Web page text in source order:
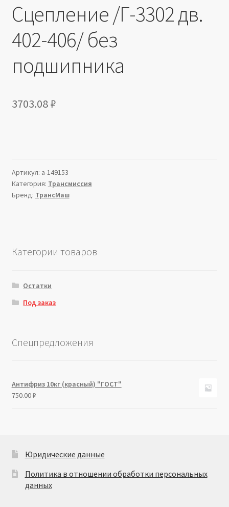
Сцепление /Г-3302 дв.
402-406/ без
подшипника
3703.08₽
Артикул: a-149153
Категория: Трансмиссия
Бренд: ТрансМаш
Категории товаров
Остатки
Под заказ
Спецпредложения
Антифриз 10кг (красный) "ГОСТ"
750.00₽
Юридические данные
Политика в отношении обработки персональных
данных